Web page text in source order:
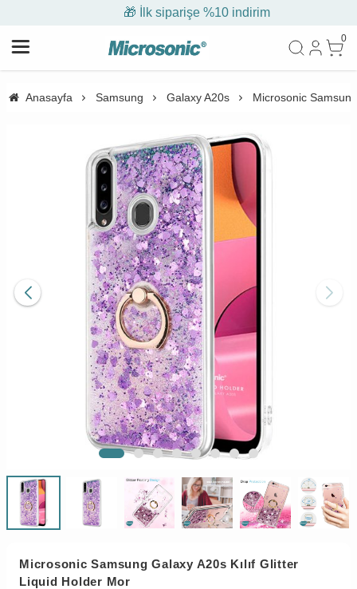
🎁 İlk siparişe %10 indirim
0
Anasayfa Samsung Galaxy A20s Microsonic
Microsonic Samsung Galaxy A20s Kılıf Glitter
Liquid Holder Mor